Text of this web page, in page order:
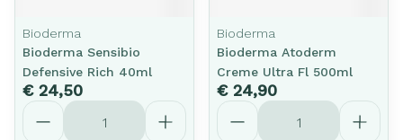
Bioderma
Bioderma Sensibio
Defensive Rich 40ml
€ 24,50
Aantal
Bioderma
Bioderma Atoderm
Creme Ultra Fl 500ml
€ 24,90
Aantal